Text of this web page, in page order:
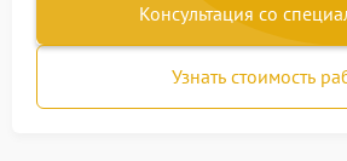
Консультация со
Узнать стоимость